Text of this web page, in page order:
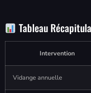
Tableau
Intervention
Vidange annuelle